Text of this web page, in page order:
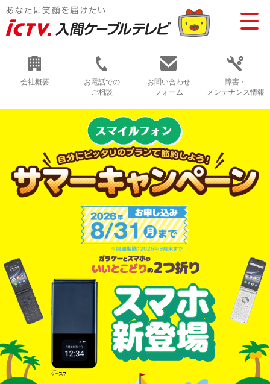
会社概要
お電話での
ご相談
お問い合わせ
フォーム
障害・
メンテナンス情報